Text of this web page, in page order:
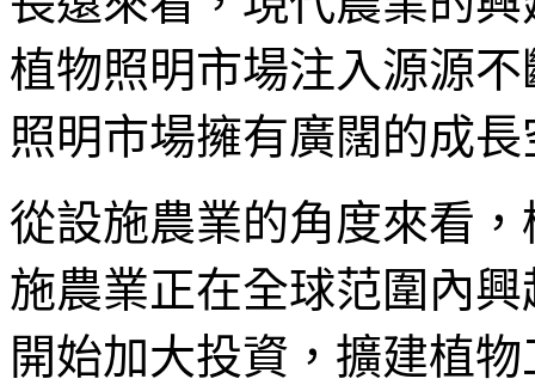
植物照明市場注入源源
照明市場擁有廣闊的成
從設施農業的角度來看
施農業正在全球范圍內
開始加大投資，擴建植